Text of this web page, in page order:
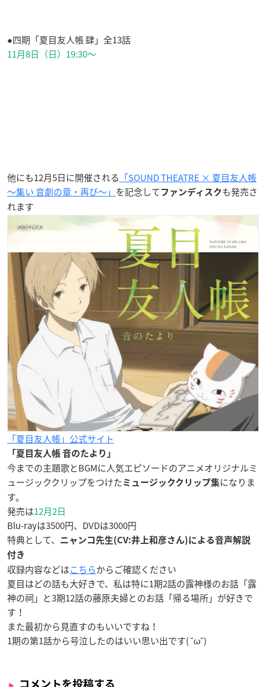
●四期「夏目友人帳 肆」全13話
11月8日（日）19:30～
他にも12月5日に開催される 「SOUND THEATRE × 夏目友人帳
～集い 音劇の章・再び～」 を記念して ファンディスク も発売さ
れます
「夏目友人帳」公式サイト
「夏目友人帳 音のたより」
今までの主題歌とBGMに人気エピソードのアニメオリジナルミ
ュージッククリップをつけた ミュージッククリップ集になりま
す。
発売は12月2日
Blu-rayは3500円、DVDは3000円
特典として、
ニャンコ先生(CV:井上和彦さん)による音声解説
付き
収録内容などはこちらからご確認ください
夏目はどの話も大好きで、私は特に1期2話の露神様のお話「露
神の祠」と3期12話の藤原夫婦とのお話「帰る場所」が好きで
す！
また最初から見直すのもいいですね！
1期の第1話から号泣したのはいい思い出です( ˘ω˘)
コメントを投稿する